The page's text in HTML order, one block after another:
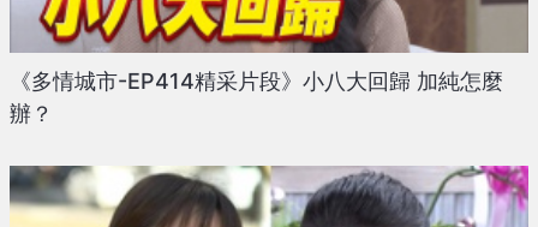
《多情城市-EP414精采片段》小八大回歸 加純怎麼
辦？